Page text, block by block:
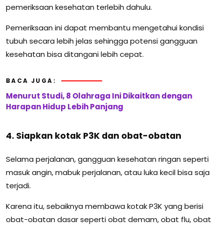
pemeriksaan kesehatan terlebih dahulu.
Pemeriksaan ini dapat membantu mengetahui kondisi
tubuh secara lebih jelas sehingga potensi gangguan
kesehatan bisa ditangani lebih cepat.
BACA JUGA:
Menurut Studi, 8 Olahraga Ini Dikaitkan dengan
Harapan Hidup Lebih Panjang
4. Siapkan kotak P3K dan obat-obatan
Selama perjalanan, gangguan kesehatan ringan seperti
masuk angin, mabuk perjalanan, atau luka kecil bisa saja
terjadi.
Karena itu, sebaiknya membawa kotak P3K yang berisi
obat-obatan dasar seperti obat demam, obat flu, obat